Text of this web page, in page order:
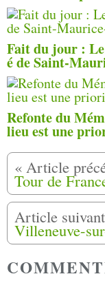
Fait du jour :
é de Saint-
Refonte du
lieu est une